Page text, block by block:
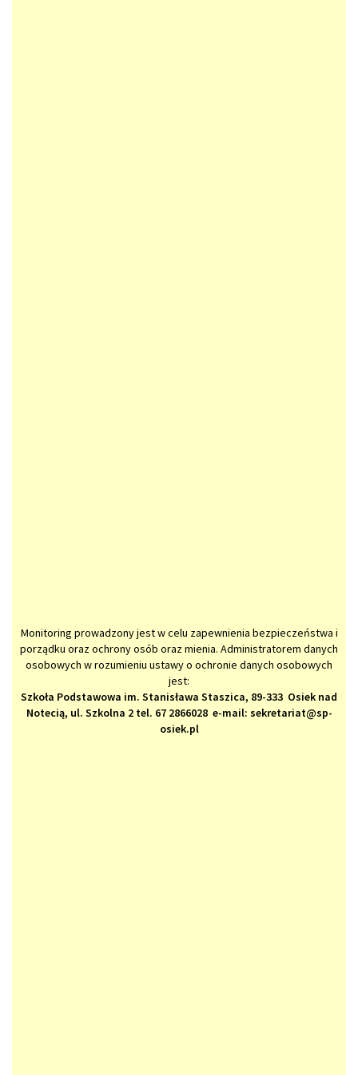
Monitoring prowadzony jest w celu zapewnienia bezpieczeństwa i
porządku oraz ochrony osób oraz mienia. Administratorem danych
osobowych w rozumieniu ustawy o ochronie danych osobowych
jest:
Szkoła Podstawowa im. Stanisława Staszica, 89-333 Osiek nad
Notecią, ul. Szkolna 2 tel. 67 2866028 e-mail: sekretariat@sp-
osiek.pl